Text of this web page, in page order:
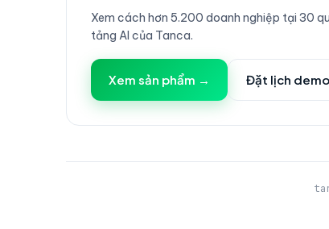
Xem cách hơn 5.200 doanh nghiệp tại 30
tảng AI của Tanca.
Xem sản phẩm → Đặt lịch demo